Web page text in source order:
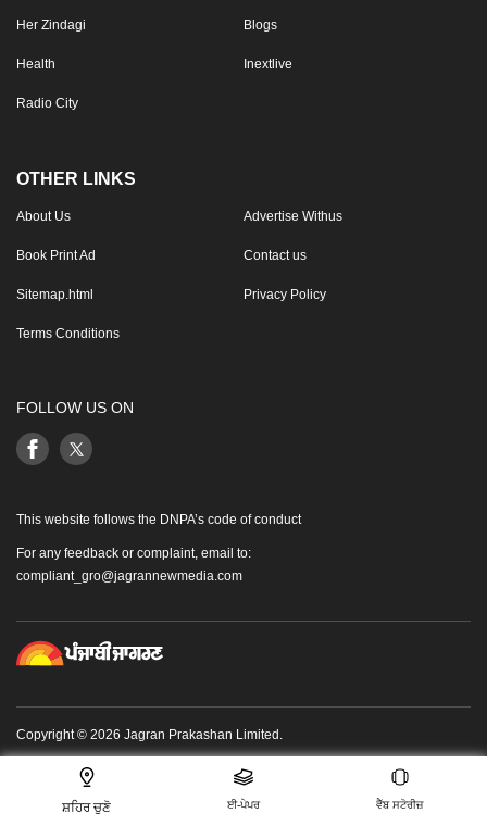
ਸ਼ਹਿਰ ਚੁਣੋ ਈ-ਪੇਪਰ ਵੈੱਬ ਸਟੋਰੀਜ਼
Her Zindagi Blogs
Health Inextlive
Radio City
OTHER LINKS
About Us Advertise Withus
Book Print Ad Contact us
Sitemap.html Privacy Policy
Terms Conditions
FOLLOW US ON
This website follows the DNPA’s code of conduct
For any feedback or complaint, email to:
compliant_gro@jagrannewmedia.com
Copyright © 2026 Jagran Prakashan Limited.